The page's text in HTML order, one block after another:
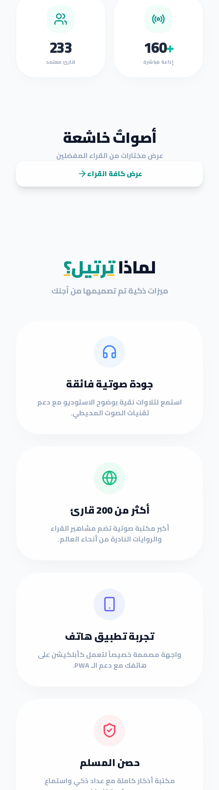
+
160
إذاعة مباشرة
233
قارئ معتمد
أصواتٌ خاشعة
عرض مختارات من القراء المفضلين
عرض كافة القراء
لماذاترتيل؟
ميزات ذكية تم تصميمها من أجلك
جودة صوتية فائقة
استمع لتلاوات نقية بوضوح الاستوديو مع دعم
تقنيات الصوت المحيطي.
أكثر من 200 قارئ
أكبر مكتبة صوتية تضم مشاهير القراء
والروايات النادرة من أنحاء العالم.
تجربة تطبيق هاتف
واجهة مصممة خصيصاً لتعمل كأبلكيشن على
هاتفك مع دعم الـ PWA.
حصن المسلم
مكتبة أذكار كاملة مع عداد ذكي واستماع